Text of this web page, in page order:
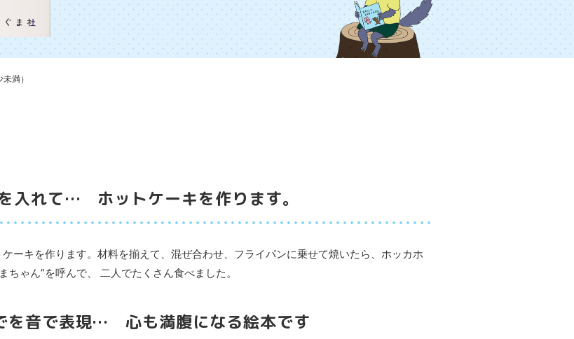
満）
入れて… ホットケーキを作ります。
ーキを作ります。材料を揃えて、混ぜ合わせ、フライパンに乗せて焼いたら、ホッカホ
ゃん”を呼んで、 二人でたくさん食べました。
を音で表現… 心も満腹になる絵本です